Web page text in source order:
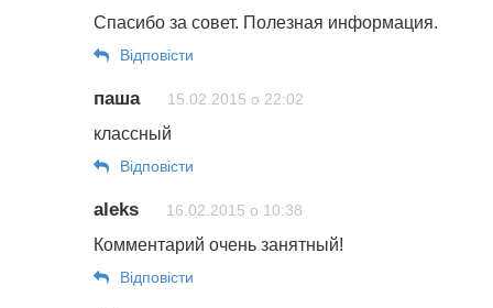
Спасибо за совет. Полезная информация.
Відповіcти
паша 15.02.2015 о 22:02
классный
Відповіcти
aleks 16.02.2015 о 10:38
Комментарий очень занятный!
Відповіcти